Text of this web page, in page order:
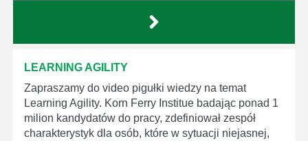
LEARNING AGILITY
Zapraszamy do video pigułki wiedzy na temat
Learning Agility. Korn Ferry Institue badając ponad 1
milion kandydatów do pracy, zdefiniował zespół
charakterystyk dla osób, które w sytuacji niejasnej,